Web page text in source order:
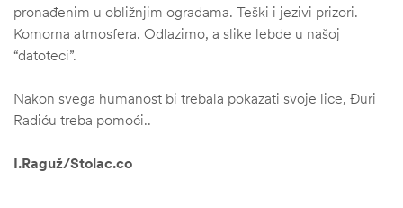
pronađenim u obližnjim ogradama. Teški i jezivi prizori.
Komorna atmosfera. Odlazimo, a slike lebde u našoj
“datoteci”.
Nakon svega humanost bi trebala pokazati svoje lice, Đuri
Radiću treba pomoći..
I.Raguž/Stolac.co